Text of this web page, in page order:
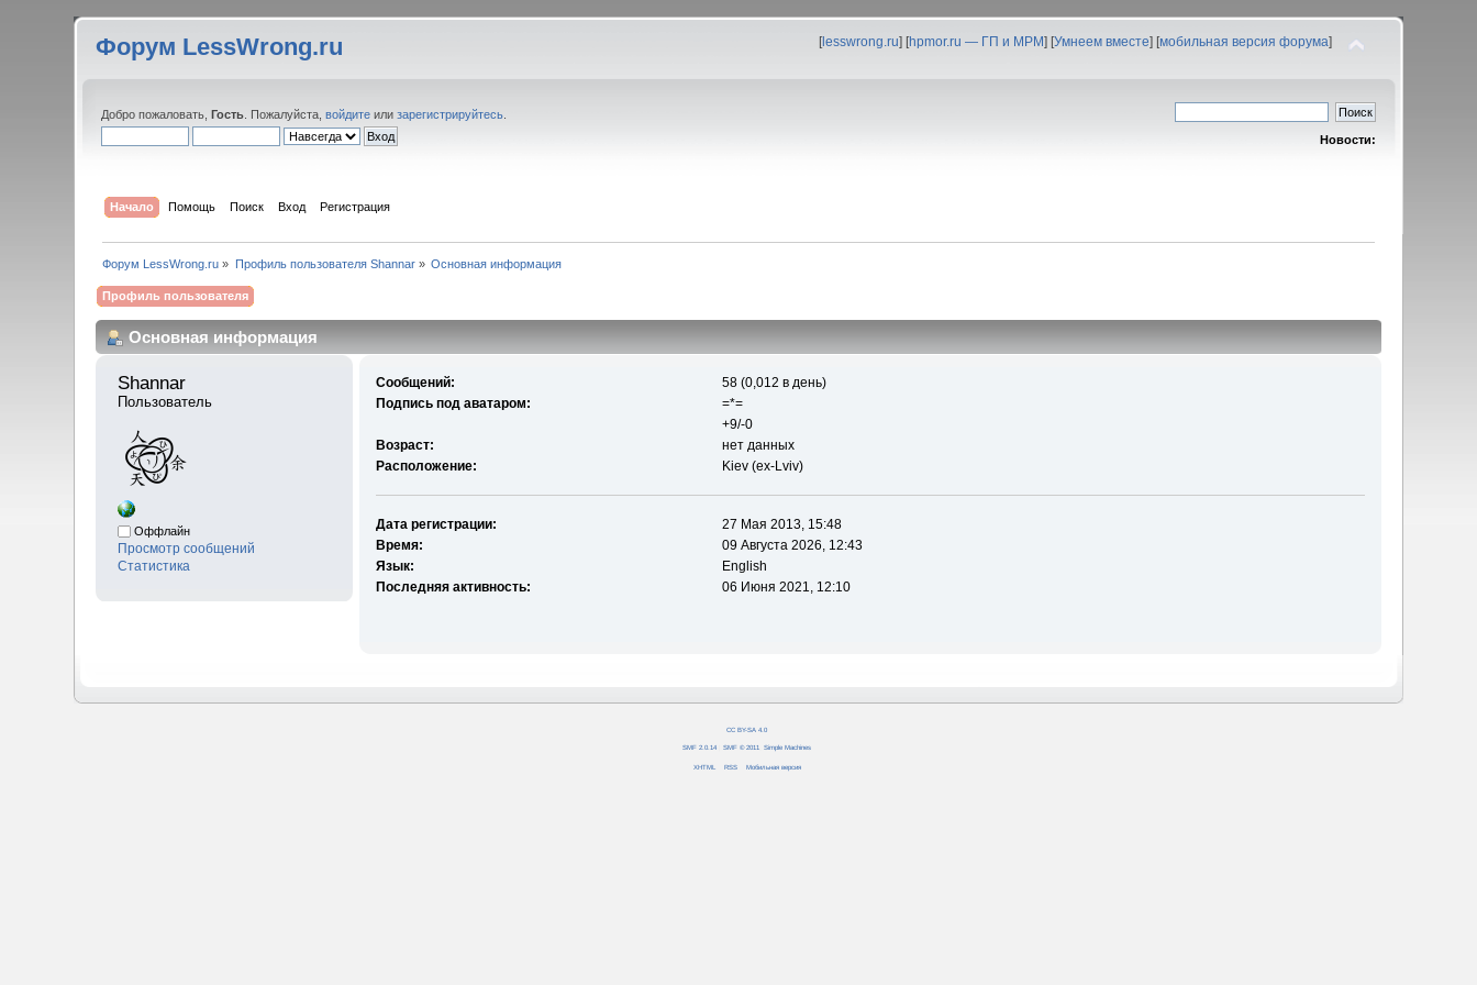
Форум LessWrong.ru [lesswrong.ru] [hpmor.ru — ГП и МРМ] [Умнеем вместе] [мобильная версия форума]
Добро пожаловать,Гость . Пожалуйста,войдите илизарегистрируйтесь
Новости:
Начало Помощь Поиск Вход Регистрация
Форум LessWrong.ru » Профиль пользователя Shannar» Основная информация
Профиль пользователя
Основная информация
Shannar
Пользователь
Оффлайн
Просмотр сообщений
Статистика
Сообщений:
58 (0,012 в день)
Подпись под аватаром:
=*=
+9/-0
Возраст:
нет данных
Расположение:
Kiev (ex-Lviv)
Дата регистрации:
27 Мая 2013, 15:48
Время:
09 Августа 2026, 12:43
Язык:
English
Последняя активность:
06 Июня 2021, 12:10
CC BY-SA 4.0
SMF 2.0.14 SMF © 2011 Simple Machines
XHTML RSS Мобильная версия